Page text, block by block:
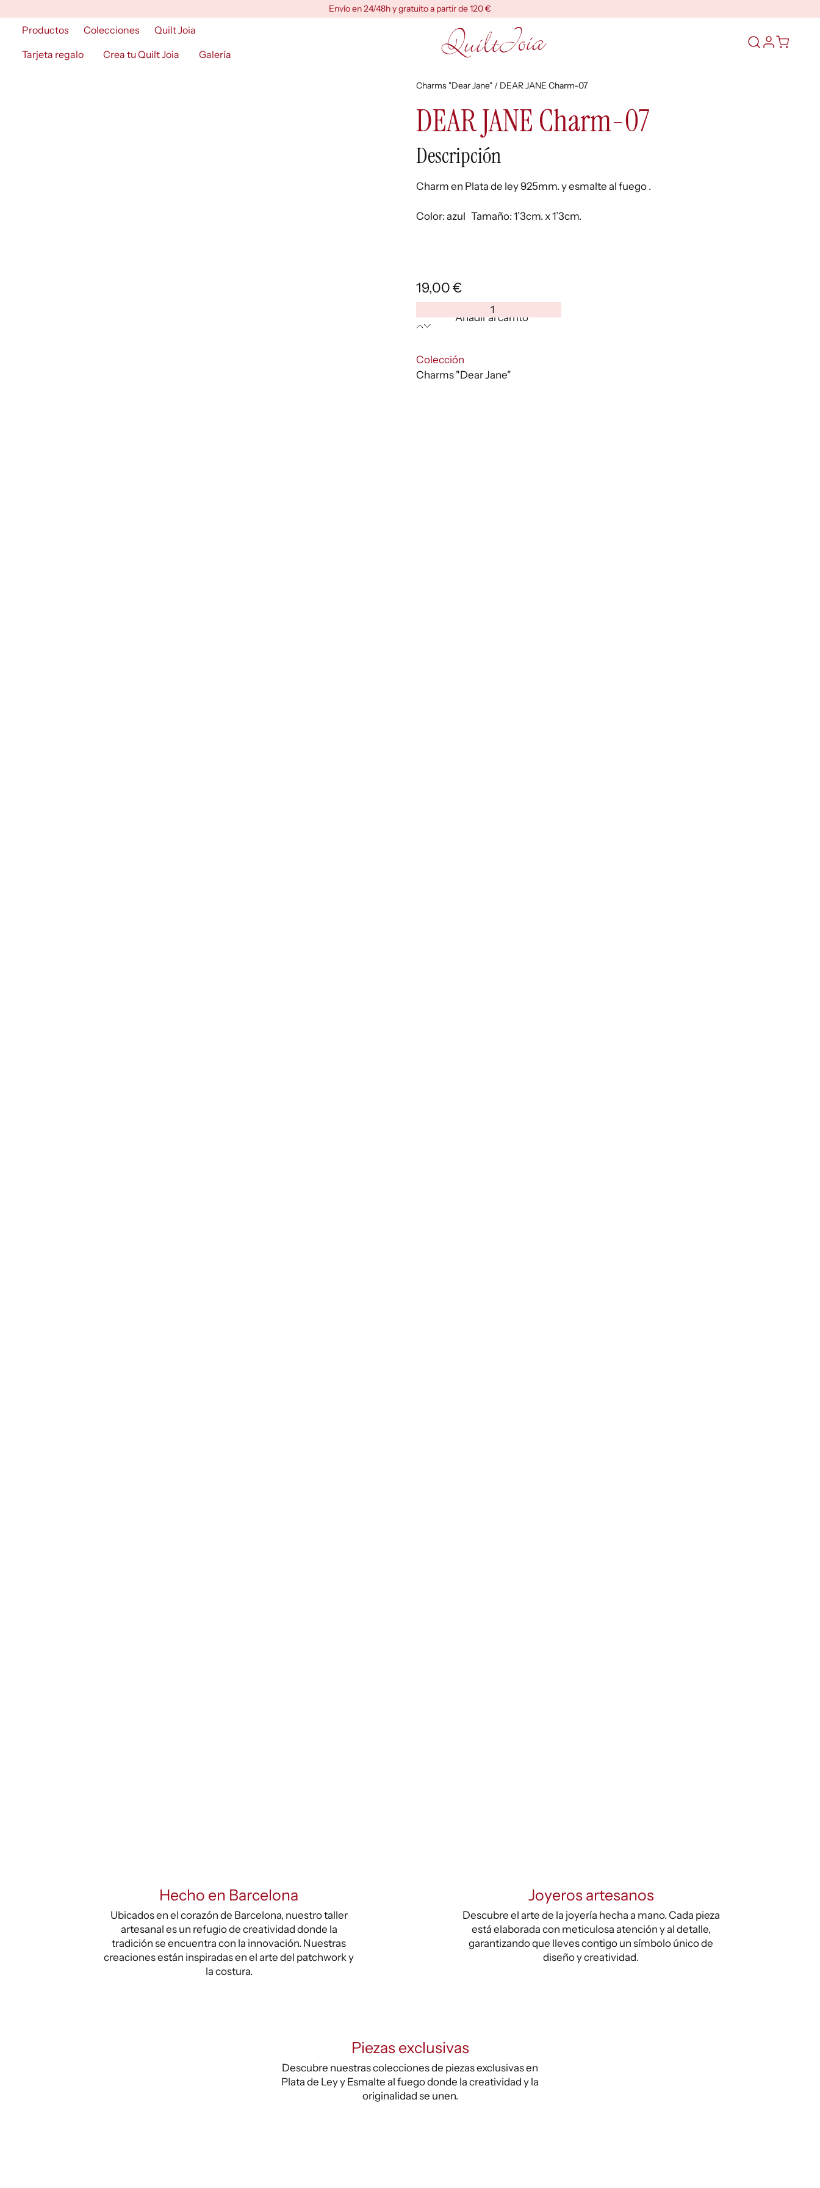
content
Envío en 24/48h y gratuito a partir de 120 €
Productos Colecciones
Quilt Joia
Tarjeta regalo
Crea tu Quilt Joia Galería
Abrir
Charms "Dear Jane" / DEAR JANE Charm-07
DEAR JANE Charm-07
Descripción
Charm en Plata de ley 925mm. y esmalte al fuego .
Color: azul Tamaño: 1’3cm. x 1’3cm.
19,00€
JANE
07
cantidad
Añadir al carrito
Colección
Charms "Dear Jane"
Hecho en Barcelona
Ubicados en el corazón de Barcelona, nuestro taller
artesanal es un refugio de creatividad donde la
tradición se encuentra con la innovación. Nuestras
creaciones están inspiradas en el arte del patchwork y
la costura.
Joyeros artesanos
Descubre el arte de la joyería hecha a mano. Cada pieza
está elaborada con meticulosa atención y al detalle,
garantizando que lleves contigo un símbolo único de
diseño y creatividad.
Piezas exclusivas
Descubre nuestras colecciones de piezas exclusivas en
Plata de Ley y Esmalte al fuego donde la creatividad y la
originalidad se unen.